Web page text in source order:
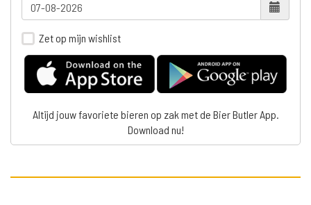
Zet op mijn wishlist
Altijd jouw favoriete bieren op zak met de Bier Butler App.
Download nu!